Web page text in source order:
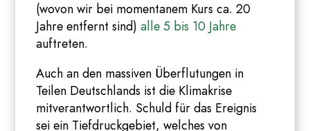
(wovon wir bei momentanem Kurs ca. 20
Jahre entfernt sind)alle 5 bis 10 Jahre
auftreten.
Auch an den massiven Überflutungen in
Teilen Deutschlands ist die Klimakrise
mitverantwortlich. Schuld für das Ereignis
sei ein Tiefdruckgebiet, welches von